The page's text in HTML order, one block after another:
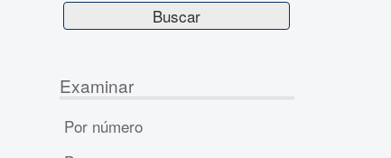
Examinar
Por número